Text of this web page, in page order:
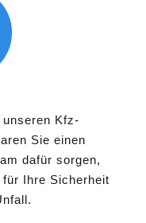
Kfz-
Sie einen
dafür sorgen,
Ihre Sicherheit